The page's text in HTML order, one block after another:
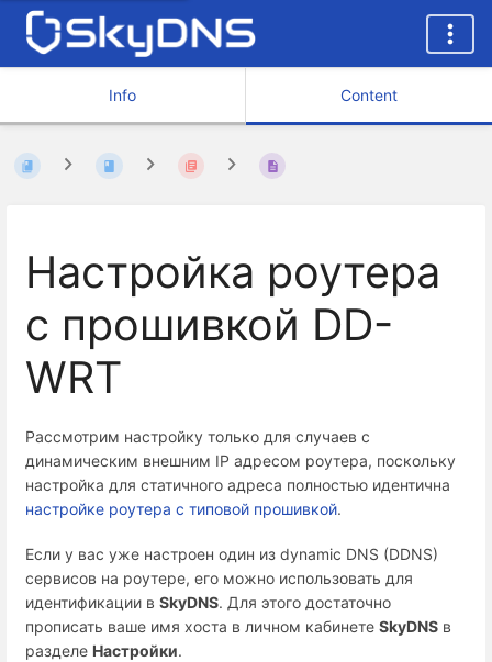
Info Content
Настройка роутера
с прошивкой DD-
WRT
Рассмотрим настройку только для случаев с
динамическим внешним IP адресом роутера, поскольку
настройка для статичного адреса полностью идентична
настройке роутера с типовой прошивкой.
Если у вас уже настроен один из dynamic DNS (DDNS)
сервисов на роутере, его можно использовать для
идентификации в SkyDNS. Для этого достаточно
прописать ваше имя хоста в личном кабинете SkyDNS в
разделе Настройки.